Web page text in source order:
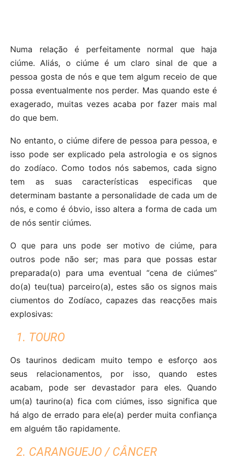
Numa relação é perfeitamente normal que haja
ciúme. Aliás, o ciúme é um claro sinal de que a
pessoa gosta de nós e que tem algum receio de que
possa eventualmente nos perder. Mas quando este é
exagerado, muitas vezes acaba por fazer mais mal
do que bem.
No entanto, o ciúme difere de pessoa para pessoa, e
isso pode ser explicado pela astrologia e os signos
do zodíaco. Como todos nós sabemos, cada signo
tem as suas características especificas que
determinam bastante a personalidade de cada um de
nós, e como é óbvio, isso altera a forma de cada um
de nós sentir ciúmes.
O que para uns pode ser motivo de ciúme, para
outros pode não ser; mas para que possas estar
preparada(o) para uma eventual “cena de ciúmes”
do(a) teu(tua) parceiro(a), estes são os signos mais
ciumentos do Zodíaco, capazes das reacções mais
explosivas:
1. TOURO
Os taurinos dedicam muito tempo e esforço aos
seus relacionamentos, por isso, quando estes
acabam, pode ser devastador para eles. Quando
um(a) taurino(a) fica com ciúmes, isso significa que
há algo de errado para ele(a) perder muita confiança
em alguém tão rapidamente.
2. CARANGUEJO / CÂNCER